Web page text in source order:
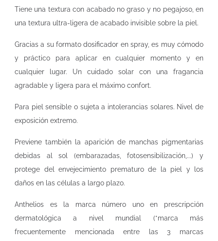
Tiene una textura con acabado no graso y no pegajoso, en
una textura ultra-ligera de acabado invisible sobre la piel.
Gracias a su formato dosificador en spray, es muy cómodo
y práctico para aplicar en cualquier momento y en
cualquier lugar. Un cuidado solar con una fragancia
agradable y ligera para el máximo confort.
Para piel sensible o sujeta a intolerancias solares. Nivel de
exposición extremo.
Previene también la aparición de manchas pigmentarias
debidas al sol (embarazadas, fotosensibilización,...) y
protege del envejecimiento prematuro de la piel y los
daños en las células a largo plazo.
Anthelios es la marca número uno en prescripción
dermatológica a nivel mundial (*marca más
frecuentemente mencionada entre las 3 marcas